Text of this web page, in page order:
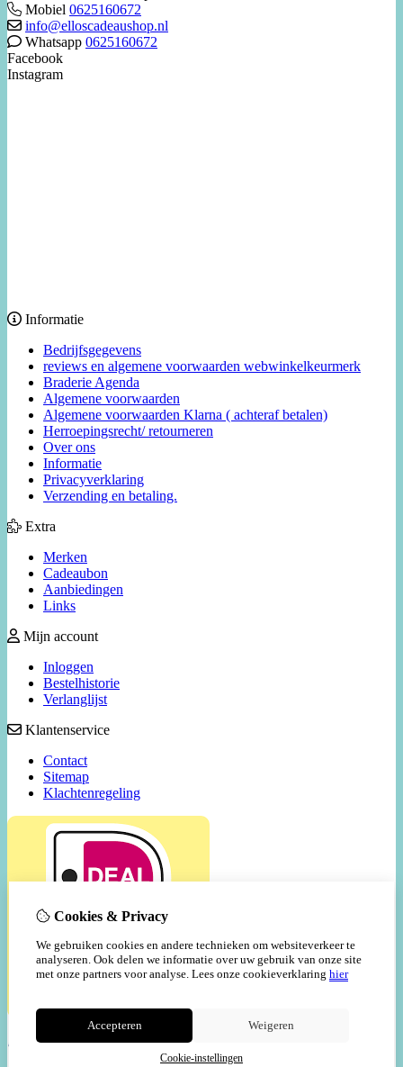
Mobiel 0625160672
info@elloscadeaushop.nl
Whatsapp 0625160672
Facebook
Instagram
Informatie
Bedrijfsgegevens
reviews en algemene voorwaarden webwinkelkeurmerk
Braderie Agenda
Algemene voorwaarden
Algemene voorwaarden Klarna ( achteraf betalen)
Herroepingsrecht/ retourneren
Over ons
Informatie
Privacyverklaring
Verzending en betaling.
Extra
Merken
Cadeaubon
Aanbiedingen
Links
Mijn account
Inloggen
Bestelhistorie
Verlanglijst
Klantenservice
Contact
Sitemap
Klachtenregeling
Cookies & Privacy
We gebruiken cookies en andere technieken om websiteverkeer te
analyseren. Ook delen we informatie over uw gebruik van onze site
met onze partners voor analyse. Lees onze cookieverklaring hier
Accepteren Weigeren
Cookie-instellingen